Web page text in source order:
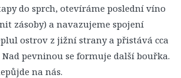
do sprch, otevíráme poslední víno
zásoby) a navazujeme spojení
ostrov z jižní strany a přistává cca
pevninou se formuje další bouřka.
na nás.